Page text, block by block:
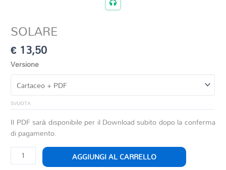
SOLARE
€ 13,50
Versione
SVUOTA
Il PDF sarà disponibile per il Download subito dopo la conferma
di pagamento.
SOLARE
quantità
AGGIUNGI AL CARRELLO